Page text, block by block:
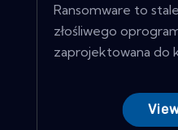
Ransomware to
złośliwego
zaprojektowana do